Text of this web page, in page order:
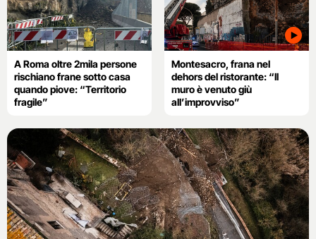
A Roma oltre 2mila persone
rischiano frane sotto casa
quando piove: “Territorio
fragile”
Montesacro, frana nel
dehors del ristorante: “Il
muro è venuto giù
all’improvviso”